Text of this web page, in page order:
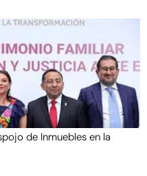
de Inmuebles en la